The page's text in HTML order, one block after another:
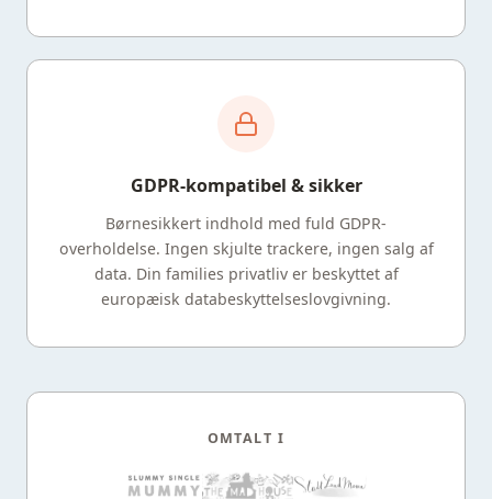
GDPR-kompatibel & sikker
Børnesikkert indhold med fuld GDPR-
overholdelse. Ingen skjulte trackere, ingen salg af
data. Din families privatliv er beskyttet af
europæisk databeskyttelseslovgivning.
OMTALT I